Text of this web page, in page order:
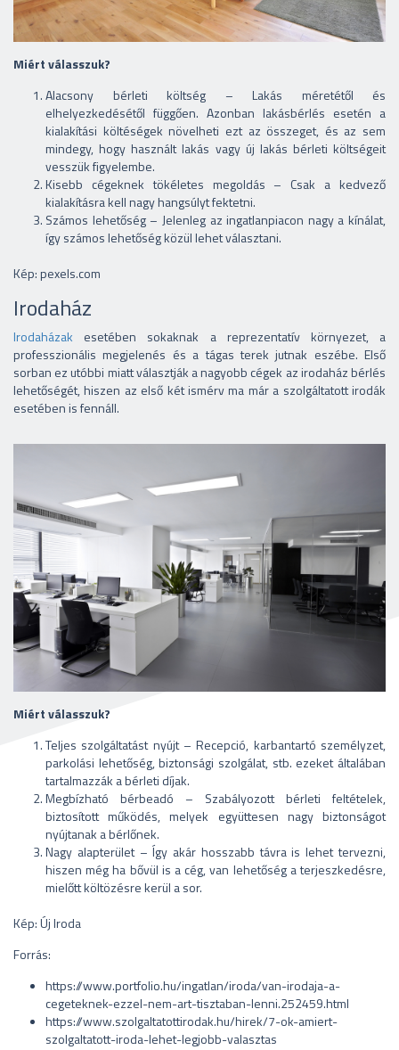
Miért válasszuk?
Alacsony bérleti költség – Lakás méretétől és
elhelyezkedésétől függően. Azonban lakásbérlés esetén a
kialakítási költéségek növelheti ezt az összeget, és az sem
mindegy, hogy használt lakás vagy új lakás bérleti költségeit
vesszük figyelembe.
Kisebb cégeknek tökéletes megoldás – Csak a kedvező
kialakításra kell nagy hangsúlyt fektetni.
Számos lehetőség – Jelenleg az ingatlanpiacon nagy a kínálat,
így számos lehetőség közül lehet választani.
Kép: pexels.com
Irodaház
Irodaházak esetében sokaknak a reprezentatív környezet, a
professzionális megjelenés és a tágas terek jutnak eszébe. Első
sorban ez utóbbi miatt választják a nagyobb cégek az irodaház bérlés
lehetőségét, hiszen az első két ismérv ma már a szolgáltatott irodák
esetében is fennáll.
Miért válasszuk?
Teljes szolgáltatást nyújt – Recepció, karbantartó személyzet,
parkolási lehetőség, biztonsági szolgálat, stb. ezeket általában
tartalmazzák a bérleti díjak.
Megbízható bérbeadó – Szabályozott bérleti feltételek,
biztosított működés, melyek együttesen nagy biztonságot
nyújtanak a bérlőnek.
Nagy alapterület – Így akár hosszabb távra is lehet tervezni,
hiszen még ha bővül is a cég, van lehetőség a terjeszkedésre,
mielőtt költözésre kerül a sor.
Kép: Új Iroda
Forrás:
https://www.portfolio.hu/ingatlan/iroda/van-irodaja-a-
cegeteknek-ezzel-nem-art-tisztaban-lenni.252459.html
https://www.szolgaltatottirodak.hu/hirek/7-ok-amiert-
szolgaltatott-iroda-lehet-legjobb-valasztas